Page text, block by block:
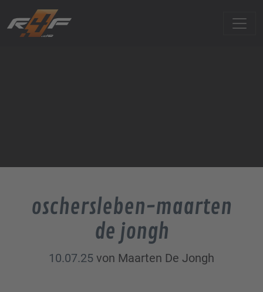
oschersleben-maarten
de jongh
10.07.25 von Maarten De Jongh